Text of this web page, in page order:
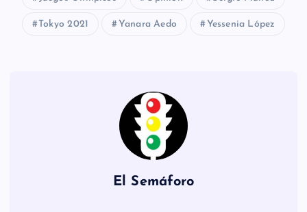
Tokyo 2021 Yanara Aedo Yessenia López
El Semáforo